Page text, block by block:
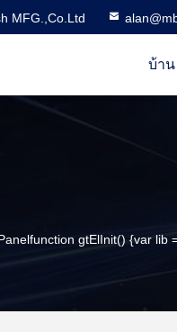
MFG.,Co.Ltd
บ้าน
gtElInit() {var lib